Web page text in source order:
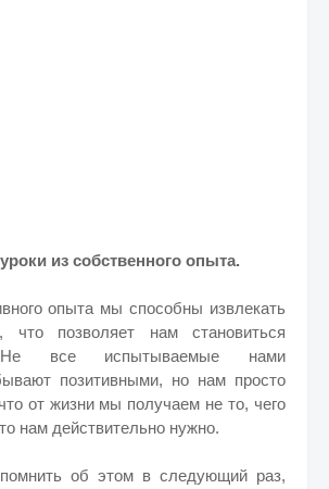
из собственного опыта.
опыта мы способны извлекать
что позволяет нам становиться
Не все испытываемые нами
позитивными, но нам просто
от жизни мы получаем не то, чего
нам действительно нужно.
помнить об этом в следующий раз,